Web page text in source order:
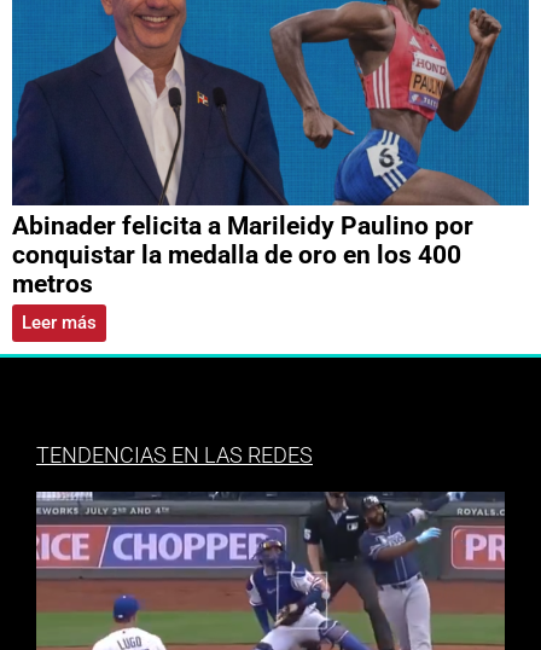
Abinader felicita a Marileidy Paulino por
conquistar la medalla de oro en los 400
metros
Leer más
TENDENCIAS EN LAS REDES